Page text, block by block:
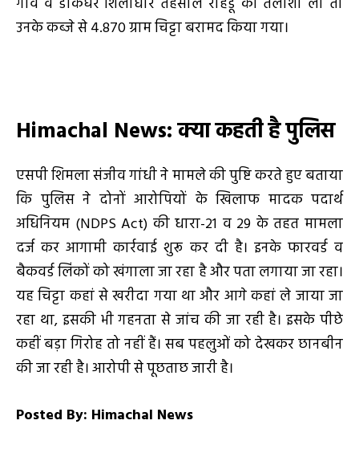
उनके कब्जे से 4.870 ग्राम चिट्टा बरामद किया गया।
Himachal News: क्या कहती है पुलिस
एसपी शिमला संजीव गांधी ने मामले की पुष्टि करते हुए बताया
कि पुलिस ने दोनों आरोपियों के खिलाफ मादक पदार्थ
अधिनियम (NDPS Act) की धारा-21 व 29 के तहत मामला
दर्ज कर आगामी कार्रवाई शुरू कर दी है। इनके फारवर्ड व
बैकवर्ड लिंकों को खंगाला जा रहा है और पता लगाया जा रहा।
यह चिट्टा कहां से खरीदा गया था और आगे कहां ले जाया जा
रहा था, इसकी भी गहनता से जांच की जा रही है। इसके पीछे
कहीं बड़ा गिरोह तो नहीं हैं। सब पहलुओं को देखकर छानबीन
की जा रही है। आरोपी से पूछताछ जारी है।
Posted By: Himachal News